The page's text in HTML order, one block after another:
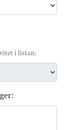
i listan: